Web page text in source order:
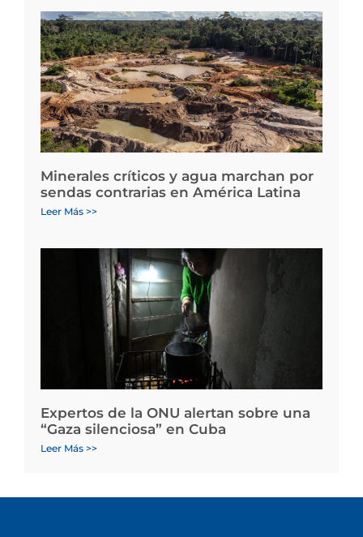
Minerales críticos y agua marchan por
sendas contrarias en América Latina
Leer Más >>
Expertos de la ONU alertan sobre una
“Gaza silenciosa” en Cuba
Leer Más >>